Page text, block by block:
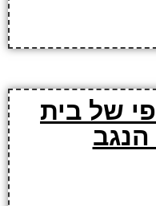
של בית